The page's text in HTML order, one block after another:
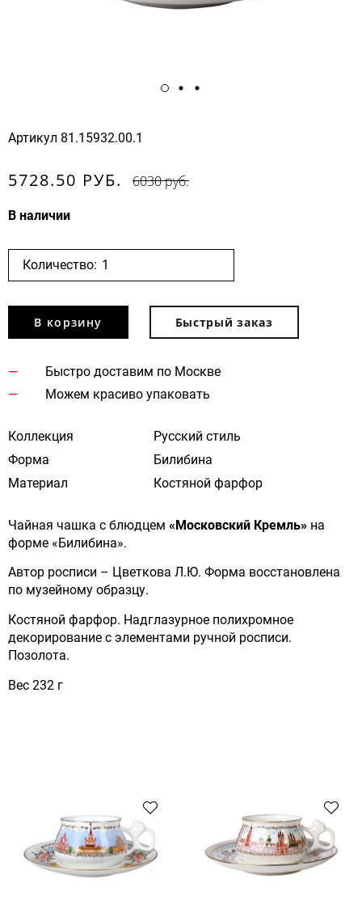
Артикул 81.15932.00.1
5728.50 РУБ. 6030 руб.
В наличии
Количество:
В корзину Быстрый заказ
Быстро доставим по Москве
Можем красиво упаковать
Коллекция
Русский стиль
Форма
Билибина
Материал
Костяной фарфор
Чайная чашка с блюдцем «Московский Кремль» на
форме «Билибина».
Автор росписи – Цветкова Л.Ю. Форма восстановлена
по музейному образцу.
Костяной фарфор. Надглазурное полихромное
декорирование с элементами ручной росписи.
Позолота.
Вес 232 г